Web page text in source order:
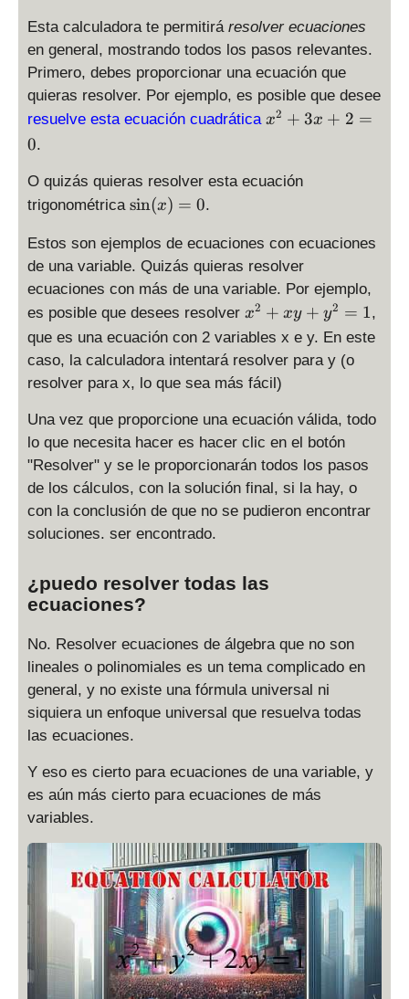
Esta calculadora te permitirá resolver ecuaciones
en general, mostrando todos los pasos relevantes.
Primero, debes proporcionar una ecuación que
quieras resolver. Por ejemplo, es posible que desee
resuelve esta ecuación cuadrática x
+
+
=
0
x2 + 3x + 2 =
0.
O quizás quieras resolver esta ecuación
trigonométrica \
n
(
x
=
0
sin(x) = 0.
Estos son ejemplos de ecuaciones con ecuaciones
de una variable. Quizás quieras resolver
ecuaciones con más de una variable. Por ejemplo,
es posible que desees resolver x
^
+
x
+
y
^
2
=
x2 + xy + y2 = 1,
que es una ecuación con 2 variables x e y. En este
caso, la calculadora intentará resolver para y (o
resolver para x, lo que sea más fácil)
Una vez que proporcione una ecuación válida, todo
lo que necesita hacer es hacer clic en el botón
"Resolver" y se le proporcionarán todos los pasos
de los cálculos, con la solución final, si la hay, o
con la conclusión de que no se pudieron encontrar
soluciones. ser encontrado.
¿puedo resolver todas las
ecuaciones?
No. Resolver ecuaciones de álgebra que no son
lineales o polinomiales es un tema complicado en
general, y no existe una fórmula universal ni
siquiera un enfoque universal que resuelva todas
las ecuaciones.
Y eso es cierto para ecuaciones de una variable, y
es aún más cierto para ecuaciones de más
variables.